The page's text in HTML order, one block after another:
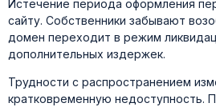
Истечение периода оформления
сайту. Собственники забывают
домен переходит в режим
дополнительных издержек.
Трудности с распространением
кратковременную недоступность.